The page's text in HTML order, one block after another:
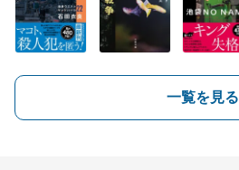
一覧を見る